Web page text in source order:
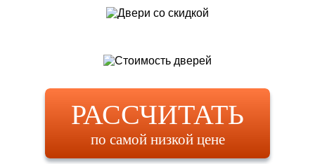
РАССЧИТАТЬ
по самой низкой цене